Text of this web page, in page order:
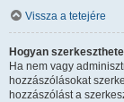
Vissza a tetejére
Hogyan
Ha nem vagy
hozzászólásokat
hozzászólást a